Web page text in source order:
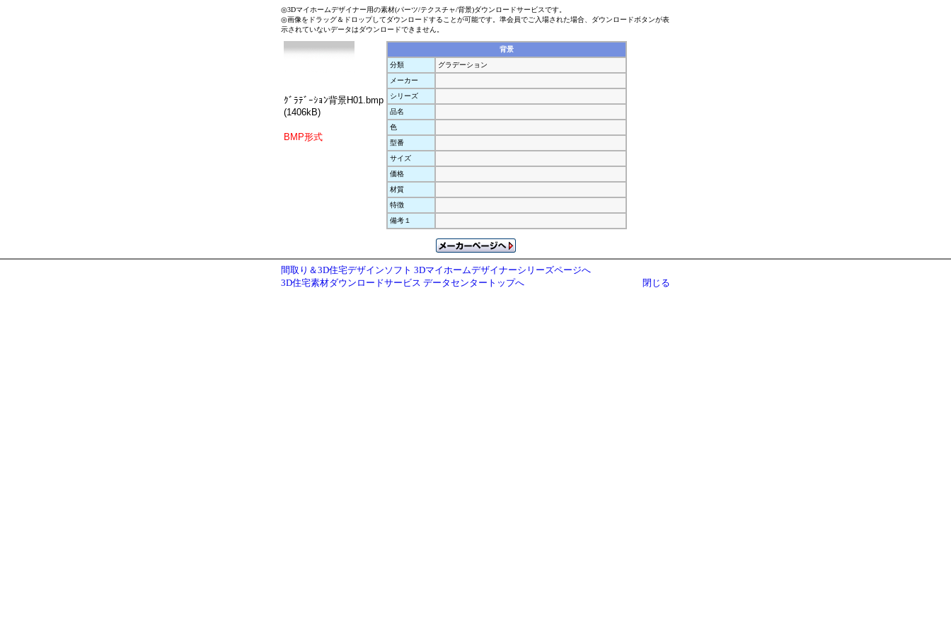
◎3Dマイホームデザイナー用の素材(パーツ/テクスチャ/背景)ダウンロードサービスです。
◎画像をドラッグ＆ドロップしてダウンロードすることが可能です。準会員でご入場された場合、ダウンロードボタンが表
示されていないデータはダウンロードできません。
ｸﾞﾗﾃﾞｰｼｮﾝ背景H01.bmp
(1406kB)
BMP形式
背景
分類
グラデーション
メーカー
シリーズ
品名
色
型番
サイズ
価格
材質
特徴
備考１
間取り＆3D住宅デザインソフト 3Dマイホームデザイナーシリーズページへ
3D住宅素材ダウンロードサービス データセンタートップへ
閉じる